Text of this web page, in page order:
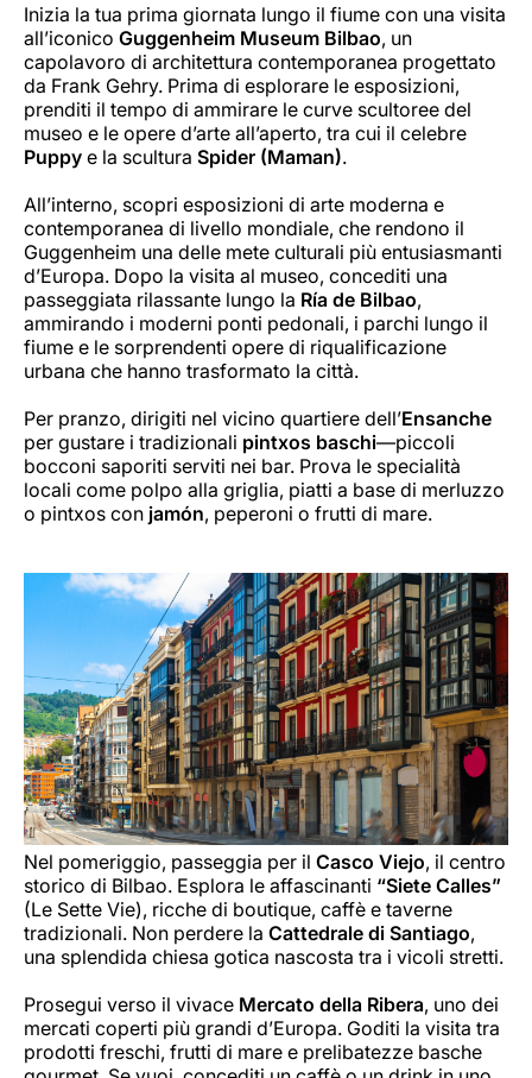
Inizia la tua prima giornata lungo il fiume con una visita
all’iconico Guggenheim Museum Bilbao, un
capolavoro di architettura contemporanea progettato
da Frank Gehry. Prima di esplorare le esposizioni,
prenditi il tempo di ammirare le curve scultoree del
museo e le opere d’arte all’aperto, tra cui il celebre
Puppy e la scultura Spider (Maman).
All’interno, scopri esposizioni di arte moderna e
contemporanea di livello mondiale, che rendono il
Guggenheim una delle mete culturali più entusiasmanti
d’Europa. Dopo la visita al museo, concediti una
passeggiata rilassante lungo la Ría de Bilbao,
ammirando i moderni ponti pedonali, i parchi lungo il
fiume e le sorprendenti opere di riqualificazione
urbana che hanno trasformato la città.
Per pranzo, dirigiti nel vicino quartiere dell’Ensanche
per gustare i tradizionali pintxos baschi—piccoli
bocconi saporiti serviti nei bar. Prova le specialità
locali come polpo alla griglia, piatti a base di merluzzo
o pintxos con jamón, peperoni o frutti di mare.
Nel pomeriggio, passeggia per il Casco Viejo, il centro
storico di Bilbao. Esplora le affascinanti “Siete Calles”
(Le Sette Vie), ricche di boutique, caffè e taverne
tradizionali. Non perdere la Cattedrale di Santiago,
una splendida chiesa gotica nascosta tra i vicoli stretti.
Prosegui verso il vivace Mercato della Ribera, uno dei
mercati coperti più grandi d’Europa. Goditi la visita tra
prodotti freschi, frutti di mare e prelibatezze basche